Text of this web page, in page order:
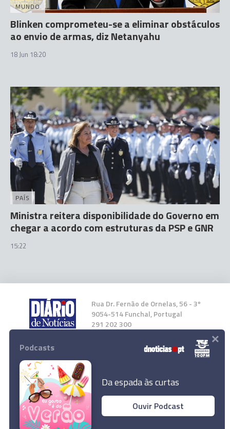
MUNDO
Blinken comprometeu-se a eliminar obstáculos
ao envio de armas, diz Netanyahu
18 Jun 18:20
PAÍS
Ministra reitera disponibilidade do Governo em
chegar a acordo com estruturas da PSP e GNR
15:22
Rua Dr. Fernão de Ornelas, 56 - 3º
9054-514 Funchal, Portugal
291 202 300
Instale a nossa App
© 2024 Empresa Diário de Notícias, Lda.
Todos os direitos reservados.
Podcasts
Da espada às curtas
Ouvir Podcast
×